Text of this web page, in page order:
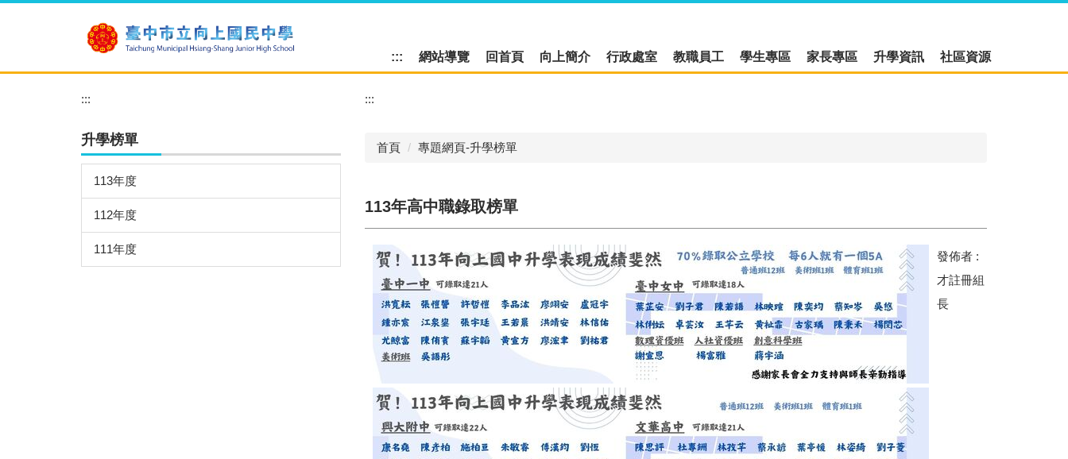
::: 網站導覽 回首頁 向上簡介 行政處室 教職員工 學生專區 家長專區 升學資訊 社區資源
:::
升學榜單
113年度
112年度
111年度
:::
首頁 專題網頁-升學榜單
113年高中職錄取榜單
發佈者 :
才註冊組
長